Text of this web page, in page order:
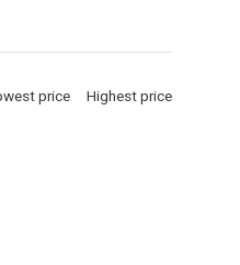
price Highest price